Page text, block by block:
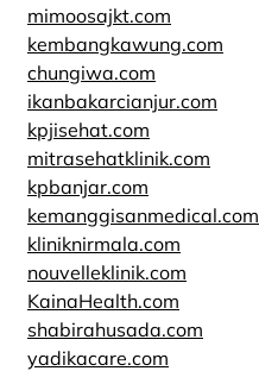
mimoosajkt.com
kembangkawung.com
chungiwa.com
ikanbakarcianjur.com
kpjisehat.com
mitrasehatklinik.com
kpbanjar.com
kemanggisanmedical.com
kliniknirmala.com
nouvelleklinik.com
KainaHealth.com
shabirahusada.com
yadikacare.com